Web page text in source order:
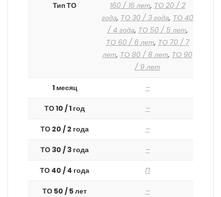
Тип ТО
160 / 16 лет, ТО 20 / 2
года, ТО 30 / 3 года, ТО 40
/ 4 года, ТО 50 / 5 лет,
ТО 60 / 6 лет, ТО 70 / 7
лет, ТО 80 / 8 лет, ТО 90
/ 9 лет
1 месяц –
ТО 10 / 1 год –
ТО 20 / 2 года –
ТО 30 / 3 года –
ТО 40 / 4 года П
ТО 50 / 5 лет –